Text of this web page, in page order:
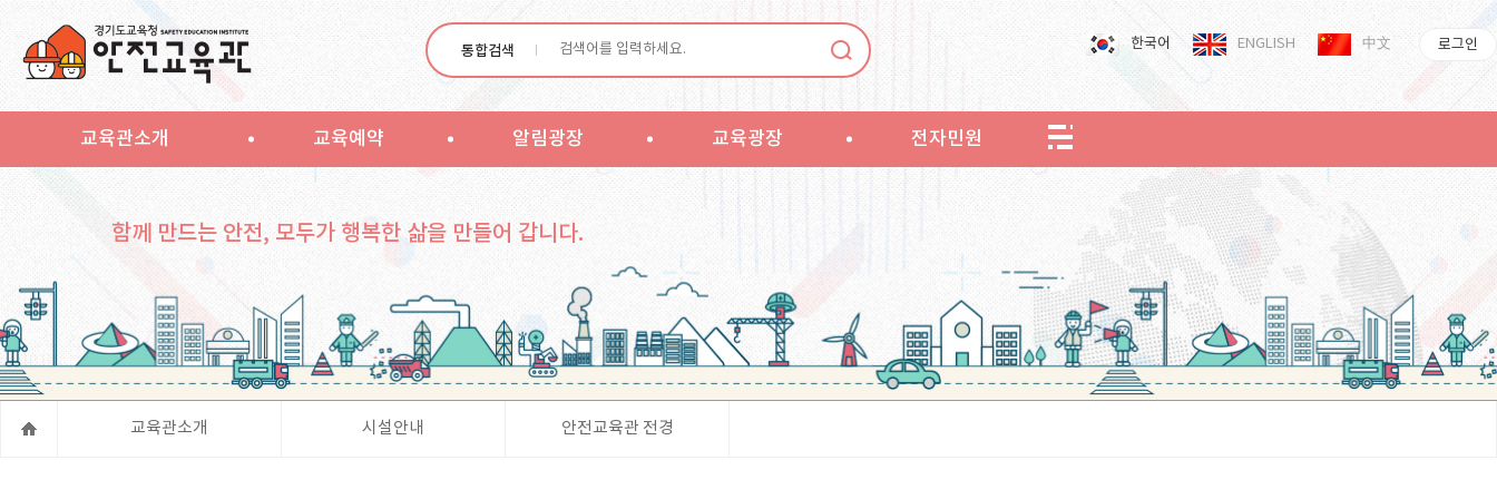
통합검색 한국어 ENGLISH 中文 로그인
교육관소개 교육예약 알림광장 교육광장 전자민원
함께 만드는 안전, 모두가 행복한 삶을 만들어 갑니다.
교육관소개 시설안내 안전교육관 전경